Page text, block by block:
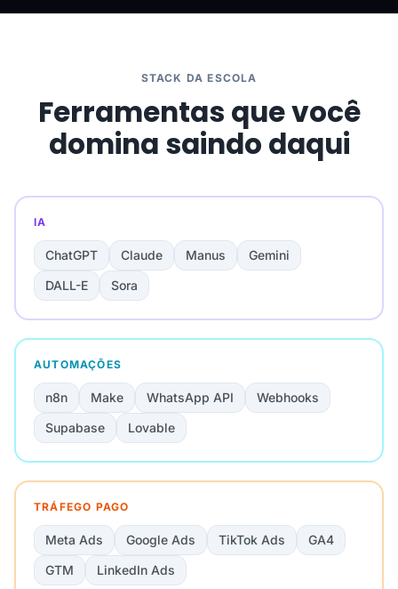
STACK DA ESCOLA
Ferramentas que você
domina saindo daqui
IA
ChatGPT Claude Manus
Gemini
DALL-E
Sora
AUTOMAÇÕES
n8n Make WhatsApp API
Webhooks
Supabase
Lovable
TRÁFEGO PAGO
Meta Ads Google Ads TikTok Ads
GA4
GTM
LinkedIn Ads